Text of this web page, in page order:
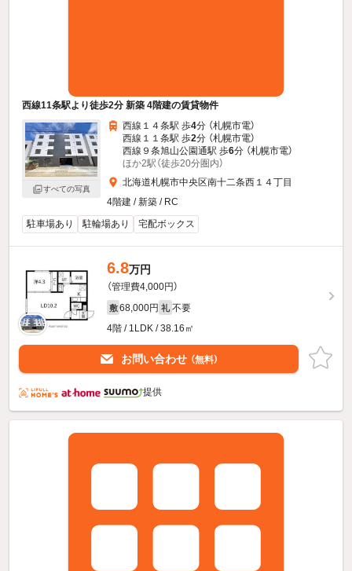
西線11条駅より徒歩2分 新築 4階建の賃貸物件
すべての写真
西線１４条駅 歩4分 （札幌市電）
西線１１条駅 歩2分 （札幌市電）
西線９条旭山公園通駅 歩6分 （札幌市電）
ほか2駅（徒歩20分圏内）
北海道札幌市中央区南十二条西１４丁目
4階建 / 新築 / RC
駐車場あり
駐輪場あり 宅配ボックス
6.8万円
（管理費4,000円）
敷 68,000円 礼 不要
4階 / 1LDK / 38.16㎡
お問い合わせ （無料）
提供